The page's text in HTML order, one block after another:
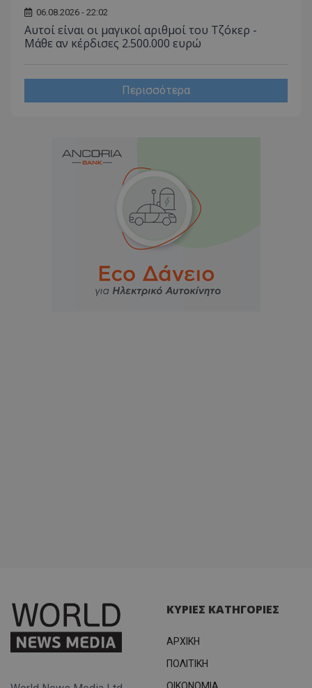
06.08.2026 - 22:02
Αυτοί είναι οι μαγικοί αριθμοί του Τζόκερ -
Μάθε αν κέρδισες 2.500.000 ευρώ
Περισσότερα
ΚΥΡΙΕΣ ΚΑΤΗΓΟΡΙΕΣ
ΑΡΧΙΚΗ
ΠΟΛΙΤΙΚΗ